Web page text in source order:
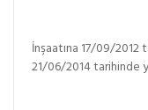
İnşaatına 17/09/2012
21/06/2014 tarihinde